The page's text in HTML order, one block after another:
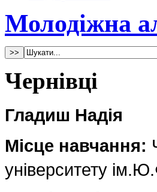
Молодіжна
Чернівці
Гладиш Надія
Місце навчання:
університету